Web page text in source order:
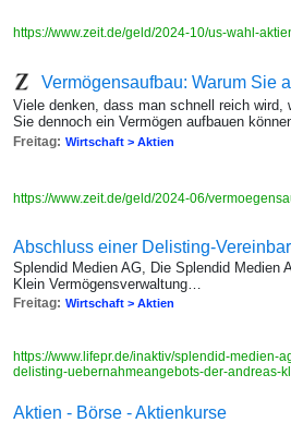
https://www.zeit.de/geld/2024-10/us-wahl-
Vermögensaufbau: Warum Sie
Viele denken, dass man schnell reich wird,
Sie dennoch ein Vermögen aufbauen
Freitag: Wirtschaft > Aktien
https://www.zeit.de/geld/2024-06/
Abschluss einer Delisting-
Splendid Medien AG, Die Splendid Medien
Klein Vermögensverwaltung…
Freitag: Wirtschaft > Aktien
https://www.lifepr.de/inaktiv/splendid-
delisting-uebernahmeangebots-der-andreas-
Aktien - Börse - Aktienkurse